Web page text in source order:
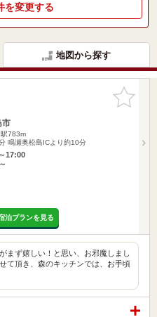
を変更する
地図から探す
お気に入
りに追加
市
783m
鳴瀬奥松島ICより約10分
17:00
泊プランを見る
まず嬉しい！と思い、お邪魔しまし
て頂き、森のキッチンでは、お手頃